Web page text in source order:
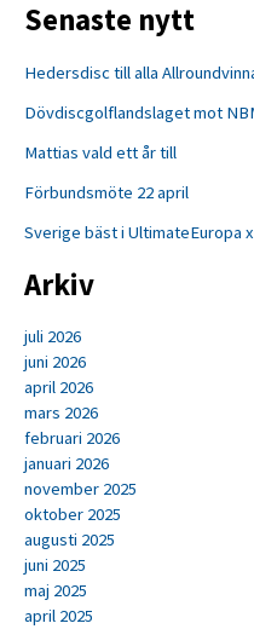
Senaste nytt
Hedersdisc till alla
Dövdiscgolflandslaget mot
Mattias vald ett år till
Förbundsmöte 22 april
Sverige bäst i UltimateEuropa
Arkiv
juli 2026
juni 2026
april 2026
mars 2026
februari 2026
januari 2026
november 2025
oktober 2025
augusti 2025
juni 2025
maj 2025
april 2025